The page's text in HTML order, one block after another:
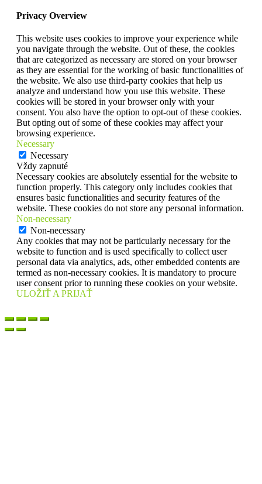
Privacy Overview
This website uses cookies to improve your experience while
you navigate through the website. Out of these, the cookies
that are categorized as necessary are stored on your browser
as they are essential for the working of basic functionalities of
the website. We also use third-party cookies that help us
analyze and understand how you use this website. These
cookies will be stored in your browser only with your
consent. You also have the option to opt-out of these cookies.
But opting out of some of these cookies may affect your
browsing experience.
Necessary
Necessary
Vždy zapnuté
Necessary cookies are absolutely essential for the website to
function properly. This category only includes cookies that
ensures basic functionalities and security features of the
website. These cookies do not store any personal information.
Non-necessary
Non-necessary
Any cookies that may not be particularly necessary for the
website to function and is used specifically to collect user
personal data via analytics, ads, other embedded contents are
termed as non-necessary cookies. It is mandatory to procure
user consent prior to running these cookies on your website.
ULOŽIŤ A PRIJAŤ